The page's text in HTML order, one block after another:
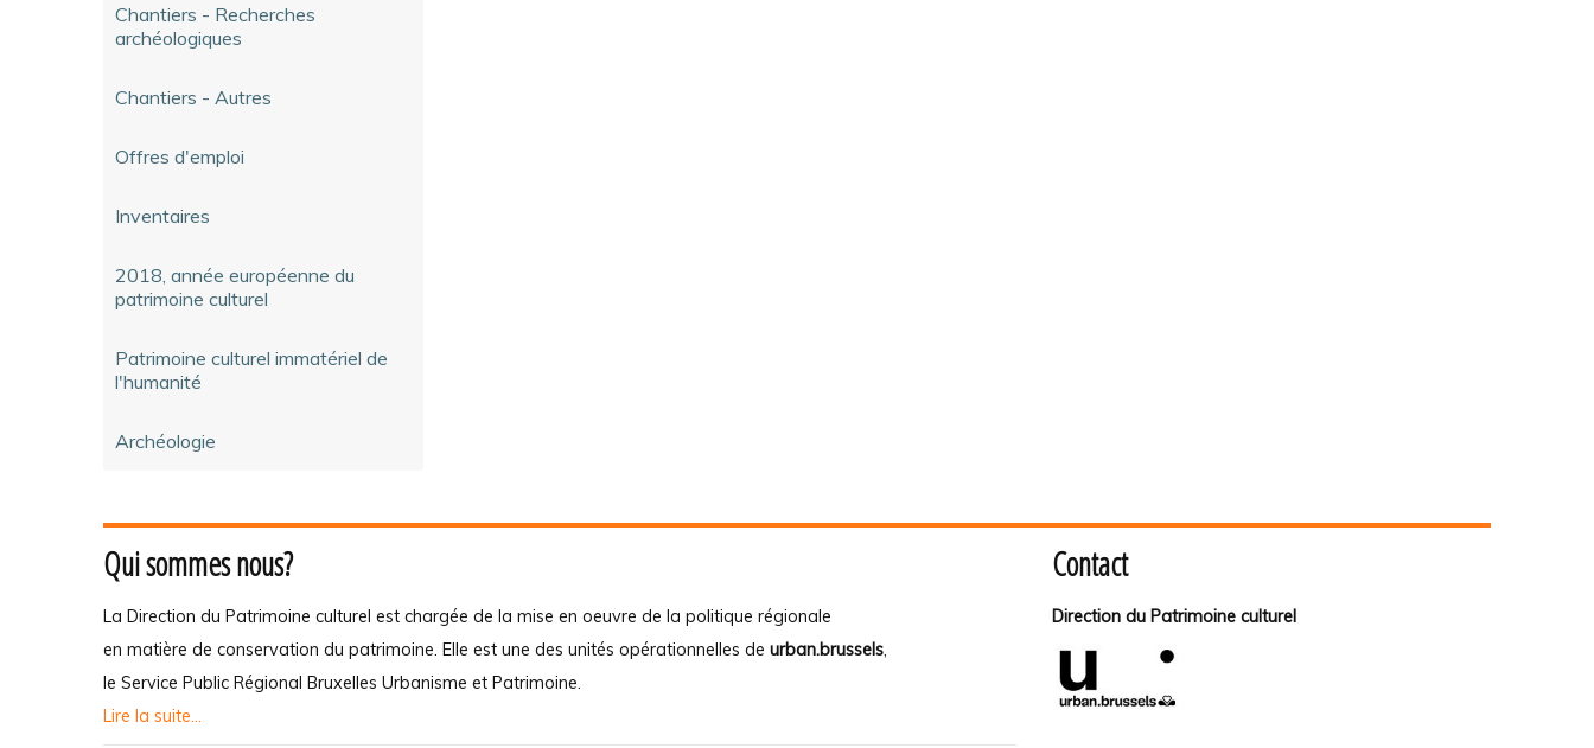
Chantiers - Recherches
archéologiques
Chantiers - Autres
Offres d'emploi
Inventaires
2018, année européenne du
patrimoine culturel
Patrimoine culturel immatériel de
l'humanité
Archéologie
Qui sommes nous?
La Direction du Patrimoine culturel est chargée de la mise en oeuvre de la politique régionale
en matière de conservation du patrimoine. Elle est une des unités opérationnelles de urban.brussels,
le Service Public Régional Bruxelles Urbanisme et Patrimoine.
Lire la suite...
Contact
Direction du Patrimoine culturel